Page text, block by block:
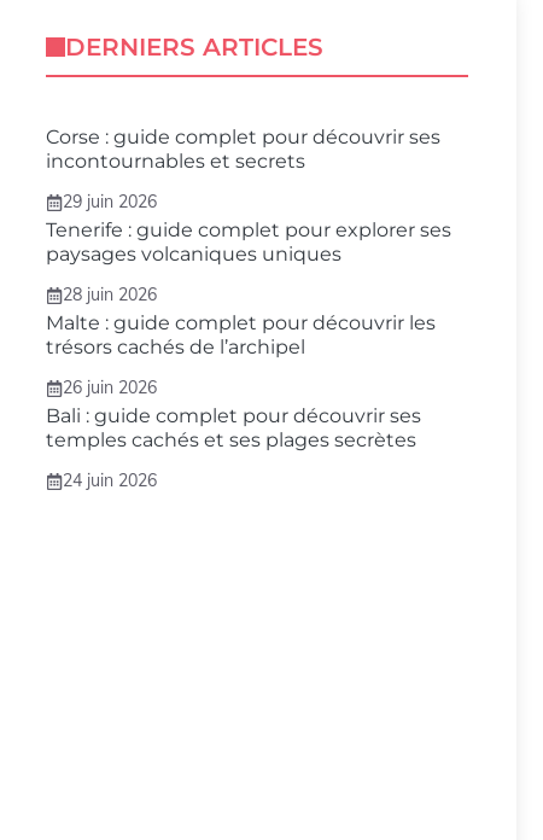
DERNIERS ARTICLES
Corse : guide complet pour découvrir ses
incontournables et secrets
29 juin 2026
Tenerife : guide complet pour explorer ses
paysages volcaniques uniques
28 juin 2026
Malte : guide complet pour découvrir les
trésors cachés de l’archipel
26 juin 2026
Bali : guide complet pour découvrir ses
temples cachés et ses plages secrètes
24 juin 2026